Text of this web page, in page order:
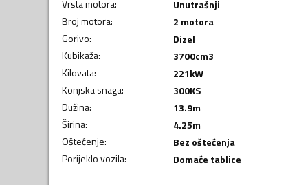
Vrsta motora:
Unutrašnji
Broj motora:
2 motora
Gorivo:
Dizel
Kubikaža: 3700cm3
Kilovata: 221kW
Konjska snaga: 300KS
Dužina: 13.9m
Širina: 4.25m
Oštećenje:
Bez oštećenja
Porijeklo vozila: Domaće tablice